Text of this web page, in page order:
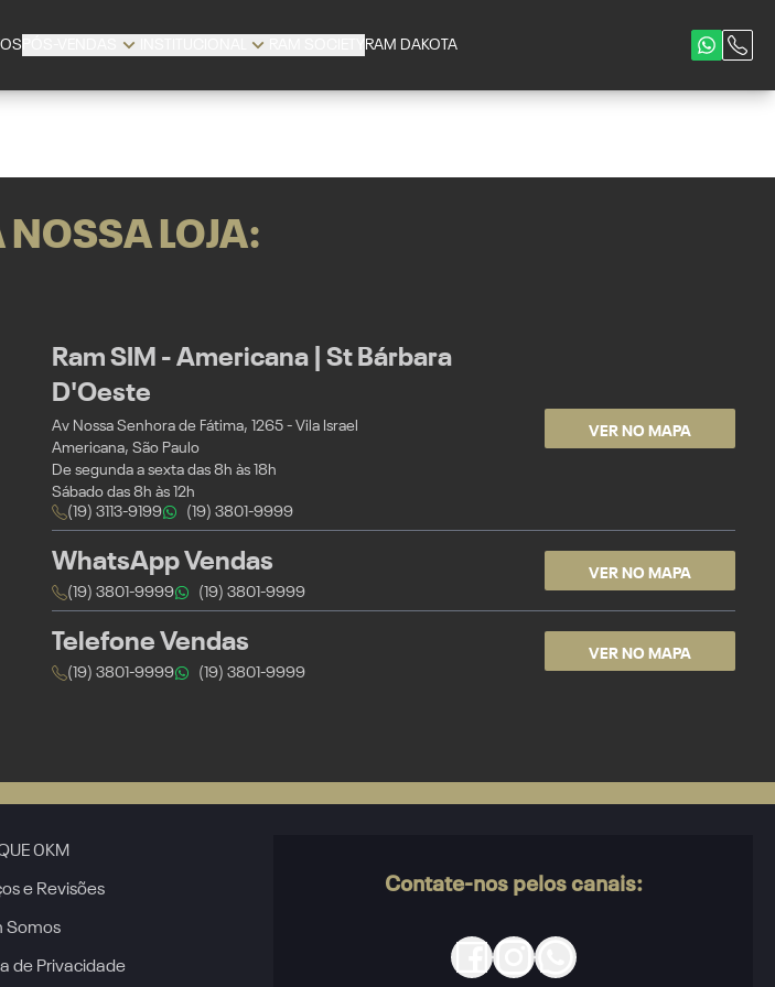
RAM DAKOTA
encontrada
LOJA:
Ram SIM - Americana | St Bárbara
D'Oeste
Av Nossa Senhora de Fátima, 1265 - Vila Israel
Americana, São Paulo
De segunda a sexta das 8h às 18h
Sábado das 8h às 12h
(19) 3113-9199
(19) 3801-9999
VER NO MAPA
WhatsApp Vendas
(19) 3801-9999 (19) 3801-9999
VER NO MAPA
Telefone Vendas
(19) 3801-9999 (19) 3801-9999
VER NO MAPA
0KM
e Revisões
Somos
de Privacidade
Contate-nos pelos canais: